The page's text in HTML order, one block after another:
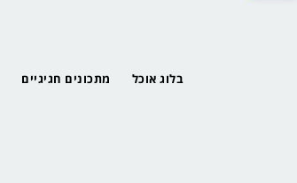
בלוג אוכל מתכונים חגיגיים